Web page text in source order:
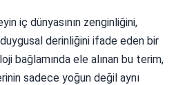
iç dünyasının zenginliğini,
derinliğini ifade eden bir
bağlamında ele alınan bu terim,
sadece yoğun değil aynı